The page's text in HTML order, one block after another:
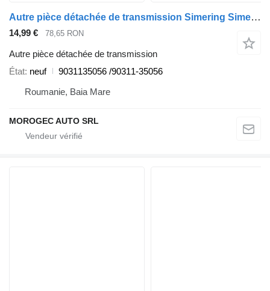
Autre pièce détachée de transmission Simering Simering Toyota 9031135056 pour automobile Toyota
14,99 € 78,65 RON
Autre pièce détachée de transmission
État neuf
9031135056 /90311-35056
Roumanie, Baia Mare
MOROGEC AUTO SRL